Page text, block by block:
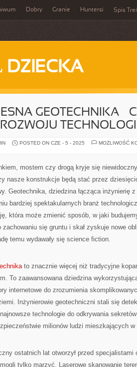
Dobry Granie Huntersi Spis
DZIECKA
GEOTECHNIKA –
POSTED ON CZE - 5 - 2025
MOŻLIWOŚĆ
mostem czy drogą kryje się
nasze konstrukcje będą stać przez
Geotechnika, dziedzina łącząca inżynierię
bardziej spektakularnych branż
która może zmienić sposób, w jaki
zachowaniu się gruntu i skał zyskuje nowe
temu wydawały się science fiction.
to znacznie więcej niż tradycyjne
To zaawansowana dziedzina
internetowe do zrozumienia
Inżynierowie geotechniczni stali się
technologie do odkrywania
milionów ludzi mieszkających
ostatnich lat otworzył przed
tylko marzyć. Laserowe skanowanie